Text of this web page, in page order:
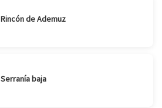
Rincón de Ademuz
Serranía baja